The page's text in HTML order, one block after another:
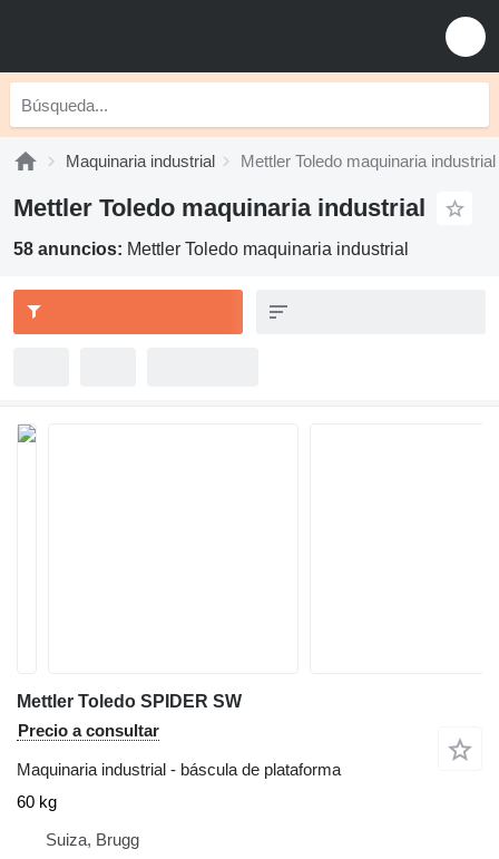
Maquinaria industrial Mettler Toledo maquinaria industrial
Mettler Toledo maquinaria industrial
58 anuncios: Mettler Toledo maquinaria industrial
Mettler Toledo SPIDER SW
Precio a consultar
Maquinaria industrial - báscula de plataforma
60 kg
Suiza, Brugg